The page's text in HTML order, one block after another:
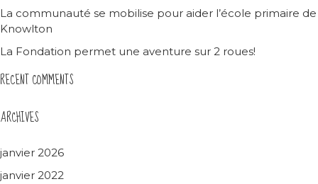
La communauté se mobilise pour aider l’école primaire de
Knowlton
La Fondation permet une aventure sur 2 roues!
RECENT COMMENTS
ARCHIVES
janvier 2026
janvier 2022